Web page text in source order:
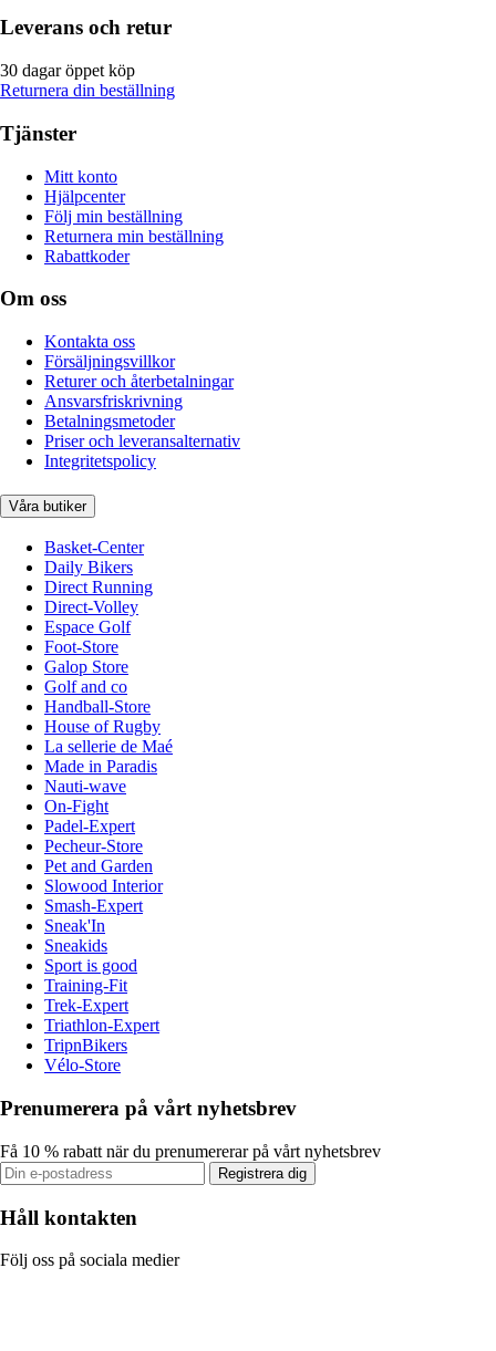
Leverans och retur
30 dagar öppet köp
Returnera din beställning
Tjänster
Mitt konto
Hjälpcenter
Följ min beställning
Returnera min beställning
Rabattkoder
Om oss
Kontakta oss
Försäljningsvillkor
Returer och återbetalningar
Ansvarsfriskrivning
Betalningsmetoder
Priser och leveransalternativ
Integritetspolicy
Våra butiker
Basket-Center
Daily Bikers
Direct Running
Direct-Volley
Espace Golf
Foot-Store
Galop Store
Golf and co
Handball-Store
House of Rugby
La sellerie de Maé
Made in Paradis
Nauti-wave
On-Fight
Padel-Expert
Pecheur-Store
Pet and Garden
Slowood Interior
Smash-Expert
Sneak'In
Sneakids
Sport is good
Training-Fit
Trek-Expert
Triathlon-Expert
TripnBikers
Vélo-Store
Prenumerera på vårt nyhetsbrev
Få 10 % rabatt när du prenumererar på vårt nyhetsbrev
Registrera dig
Håll kontakten
Följ oss på sociala medier